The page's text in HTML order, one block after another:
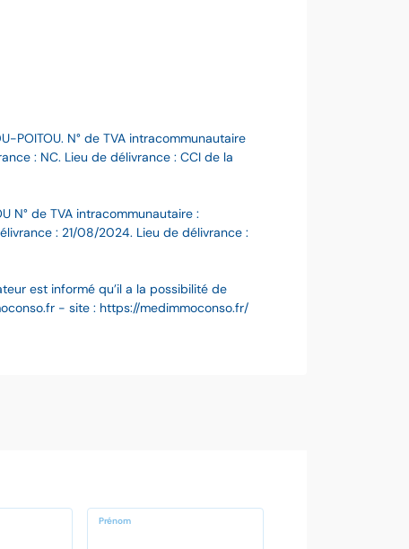
POITOU. N° de TVA intracommunautaire
: NC. Lieu de délivrance : CCI de la
N° de TVA intracommunautaire :
: 21/08/2024. Lieu de délivrance :
est informé qu’il a la possibilité de
- site : https://medimmoconso.fr/
Prénom